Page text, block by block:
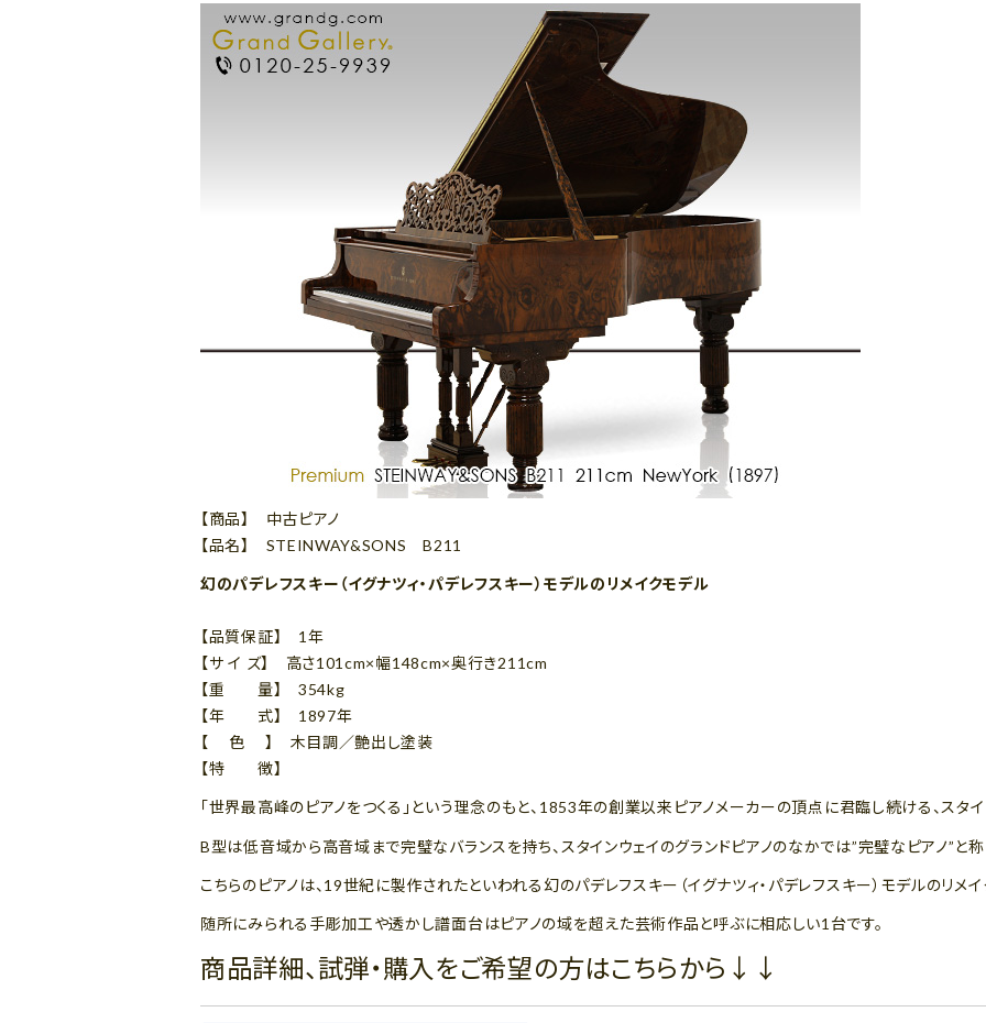
【商品】 中古ピアノ
【品名】 STEINWAY&SONS B211
幻のパデレフスキー（イグナツィ・パデレフスキー）モデルのリメイクモデル
【品質保証】 1年
【サ イ ズ】 高さ101cm×幅148cm×奥行き211cm
【重 量】 354kg
【年 式】 1897年
【 色 】 木目調／艶出し塗装
【特 徴】
「世界最高峰のピアノをつくる」という理念のもと、1853年の創業以来ピアノメーカーの頂点に君臨し続ける、スタイ
B型は低音域から高音域まで完璧なバランスを持ち、スタインウェイのグランドピアノのなかでは”完璧なピアノ”と称
こちらのピアノは、19世紀に製作されたといわれる幻のパデレフスキー（イグナツィ・パデレフスキー）モデルのリメイ
随所にみられる手彫加工や透かし譜面台はピアノの域を超えた芸術作品と呼ぶに相応しい1台です。
商品詳細、試弾・購入をご希望の方はこちらから↓↓